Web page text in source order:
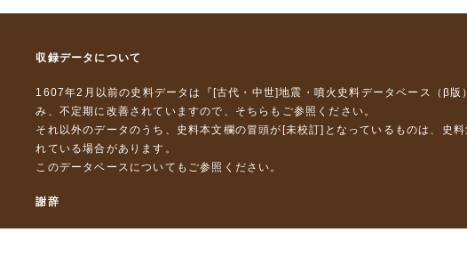
収録データについて
1607年2月以前の史料データは『 [古代・中世]地震・噴火史料データベース（β版
み、不定期に改善されていますので、 そちら もご参照ください。
それ以外のデータのうち、史料本文欄の冒頭が[未校訂]となっているものは、史
れている場合があります。
このデータベースについて もご参照ください。
謝辞